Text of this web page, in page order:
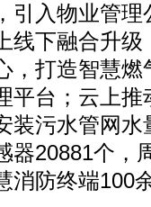
引入物业管
线下融合升
，打造智慧
平台；云上
装污水管网
器20881个，
消防终端100